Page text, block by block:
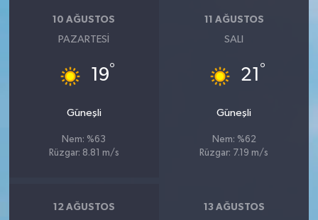
10 AĞUSTOS
PAZARTESI
19°
Güneşli
Nem: %63
Rüzgar: 8.81 m/s
11 AĞUSTOS
SALI
21 °
Güneşli
Nem: %62
Rüzgar: 7.19 m/s
12 AĞUSTOS 13 AĞUSTOS